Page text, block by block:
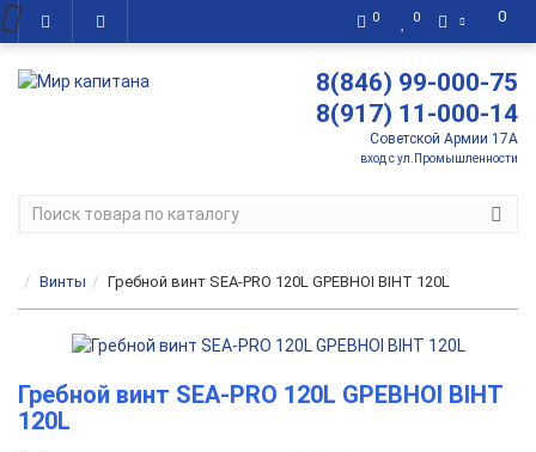
0
0 0
8(846) 99-000-75
8(917) 11-000-14
Советской Армии 17А
вход с ул.Промышленности
Винты Гребной винт SEA-PRO 120L GPEBHOI BIHT 120L
Гребной винт SEA-PRO 120L GPEBHOI BIHT
120L